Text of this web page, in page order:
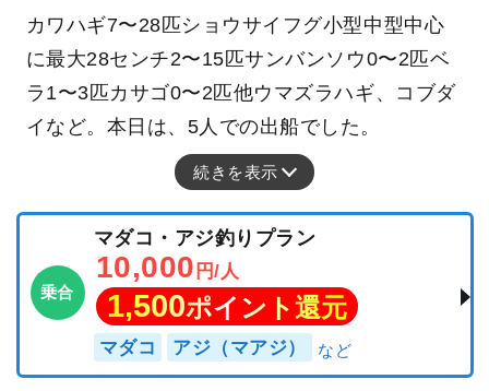
カワハギ7〜28匹ショウサイフグ小型中型中心
に最大28センチ2〜15匹サンバンソウ0〜2匹ベ
ラ1〜3匹カサゴ0〜2匹他ウマズラハギ、コブダ
イなど。本日は、5人での出船でした。
続きを表示
乗合
マダコ・アジ釣りプラン
10,000 円/人
1,500ポイント還元
マダコ アジ（マアジ）